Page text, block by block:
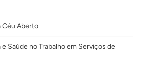
Céu Aberto
Saúde no Trabalho em Serviços de